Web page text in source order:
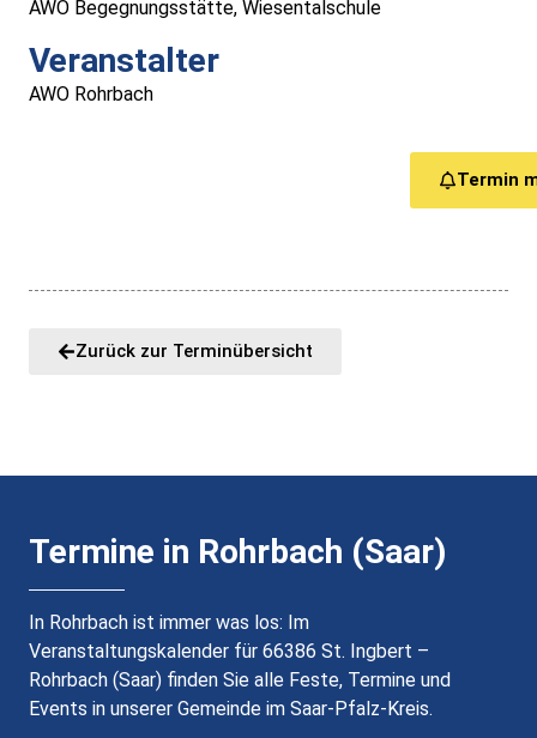
Medizinische Versorgung
Vereine
Kontakt
Gästebuch
AWO Begegnungsstätte, Wiesentalschule
Veranstalter
AWO Rohrbach
Zurück zur Terminübersicht
Termin
Termine in Rohrbach (Saar)
In Rohrbach ist immer was los: Im
Veranstaltungskalender für 66386 St. Ingbert –
Rohrbach (Saar) finden Sie alle Feste, Termine und
Events in unserer Gemeinde im Saar-Pfalz-Kreis.